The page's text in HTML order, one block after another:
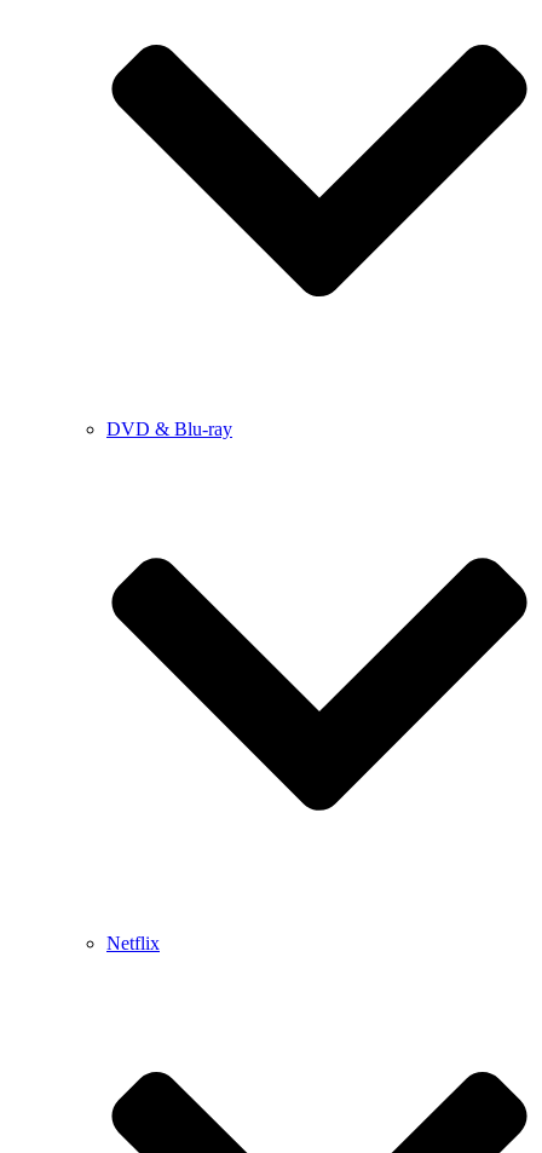
DVD & Blu-ray
Netflix